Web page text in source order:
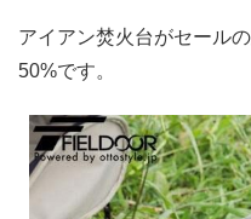
アイアン焚火台がセール
50%です。